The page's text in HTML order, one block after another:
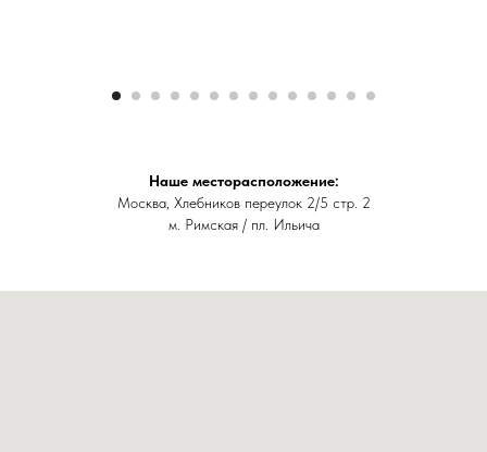
Наше месторасположение:
Москва, Хлебников переулок 2/5 стр. 2
м. Римская / пл. Ильича